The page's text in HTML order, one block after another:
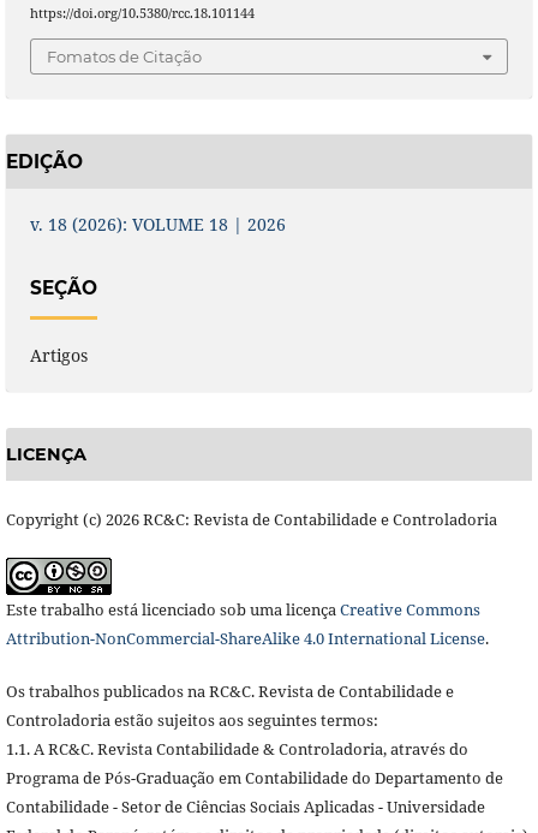
https://doi.org/10.5380/rcc.18.101144
Fomatos de Citação
EDIÇÃO
v. 18 (2026): VOLUME 18 | 2026
SEÇÃO
Artigos
LICENÇA
Copyright (c) 2026 RC&C: Revista de Contabilidade e Controladoria
Este trabalho está licenciado sob uma licençaCreative Commons
Attribution-NonCommercial-ShareAlike 4.0 International License.
Os trabalhos publicados na RC&C. Revista de Contabilidade e
Controladoria estão sujeitos aos seguintes termos:
1.1. A RC&C. Revista Contabilidade & Controladoria, através do
Programa de Pós-Graduação em Contabilidade do Departamento de
Contabilidade - Setor de Ciências Sociais Aplicadas - Universidade